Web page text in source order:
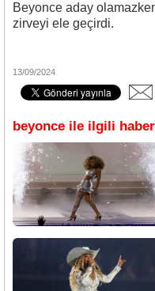
Beyonce aday
zirveyi ele geçirdi.
13/09/2024
beyonce ile ilgili